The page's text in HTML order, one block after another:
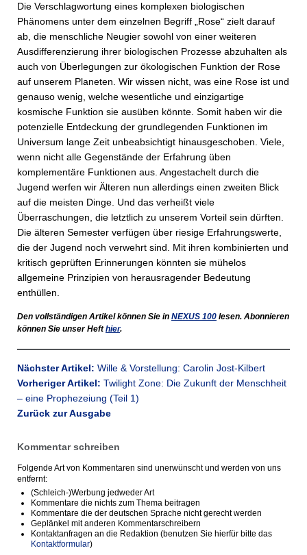
Die Verschlagwortung eines komplexen biologischen
Phänomens unter dem einzelnen Begriff „Rose“ zielt darauf
ab, die menschliche Neugier sowohl von einer weiteren
Ausdifferenzierung ihrer biologischen Prozesse abzuhalten als
auch von Überlegungen zur ökologischen Funktion der Rose
auf unserem Planeten. Wir wissen nicht, was eine Rose ist und
genauso wenig, welche wesentliche und einzigartige
kosmische Funktion sie ausüben könnte. Somit haben wir die
potenzielle Entdeckung der grundlegenden Funktionen im
Universum lange Zeit unbeabsichtigt hinausgeschoben. Viele,
wenn nicht alle Gegenstände der Erfahrung üben
komplementäre Funktionen aus. Angestachelt durch die
Jugend werfen wir Älteren nun allerdings einen zweiten Blick
auf die meisten Dinge. Und das verheißt viele
Überraschungen, die letztlich zu unserem Vorteil sein dürften.
Die älteren Semester verfügen über riesige Erfahrungswerte,
die der Jugend noch verwehrt sind. Mit ihren kombinierten und
kritisch geprüften Erinnerungen könnten sie mühelos
allgemeine Prinzipien von herausragender Bedeutung
enthüllen.
Den vollständigen Artikel können Sie in NEXUS 100 lesen. Abonnieren
können Sie unser Hefthier.
Nächster Artikel: Wille & Vorstellung: Carolin Jost-Kilbert
Vorheriger Artikel: Twilight Zone: Die Zukunft der Menschheit
– eine Prophezeiung (Teil 1)
Zurück zur Ausgabe
Kommentar schreiben
Folgende Art von Kommentaren sind unerwünscht und werden von uns
entfernt:
(Schleich-)Werbung jedweder Art
Kommentare die nichts zum Thema beitragen
Kommentare die der deutschen Sprache nicht gerecht werden
Geplänkel mit anderen Kommentarschreibern
Kontaktanfragen an die Redaktion (benutzen Sie hierfür bitte das
Kontaktformular)